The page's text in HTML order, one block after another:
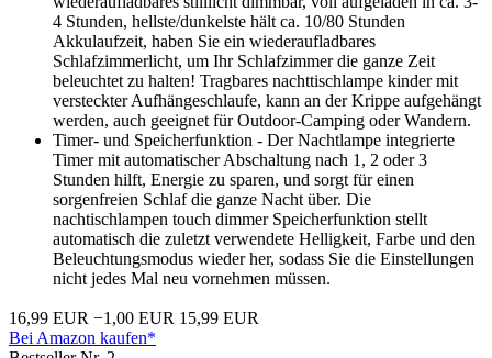
4 Stunden, hellste/dunkelste hält ca. 10/80 Stunden
Akkulaufzeit, haben Sie ein wiederaufladbares
Schlafzimmerlicht, um Ihr Schlafzimmer die ganze Zeit
beleuchtet zu halten! Tragbares nachttischlampe kinder mit
versteckter Aufhängeschlaufe, kann an der Krippe aufgehängt
werden, auch geeignet für Outdoor-Camping oder Wandern.
Timer- und Speicherfunktion - Der Nachtlampe integrierte
Timer mit automatischer Abschaltung nach 1, 2 oder 3
Stunden hilft, Energie zu sparen, und sorgt für einen
sorgenfreien Schlaf die ganze Nacht über. Die
nachtischlampen touch dimmer Speicherfunktion stellt
automatisch die zuletzt verwendete Helligkeit, Farbe und den
Beleuchtungsmodus wieder her, sodass Sie die Einstellungen
nicht jedes Mal neu vornehmen müssen.
16,99 EUR −1,00 EUR 15,99 EUR
Bei Amazon kaufen*